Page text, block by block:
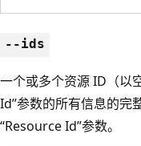
--ids
一个或多个资源 ID（以
Id”参数的所有信息的完
“Resource Id”参数。